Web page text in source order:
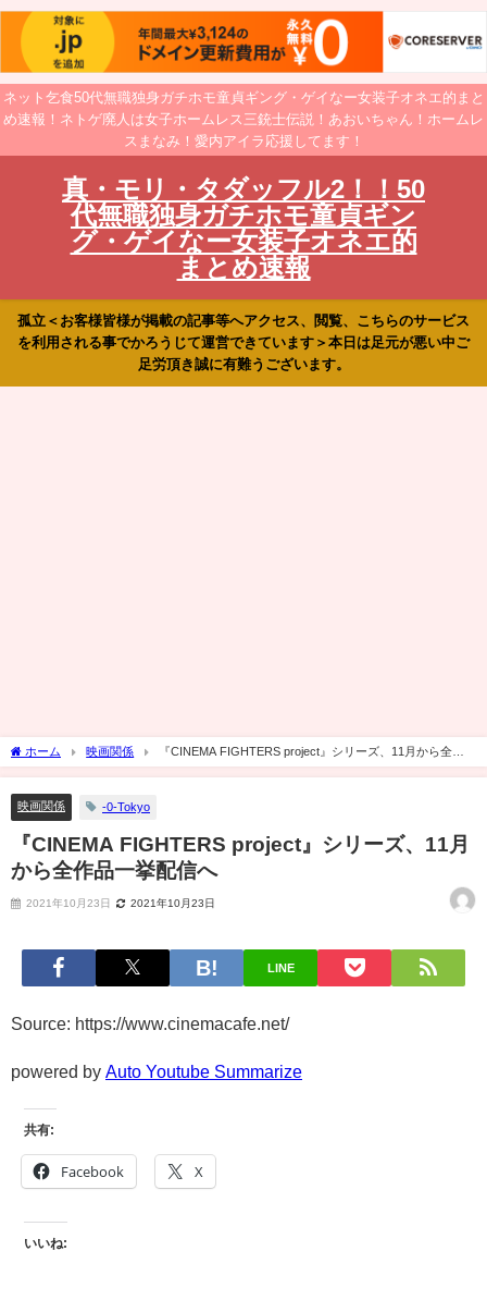
ネット乞食50代無職独身ガチホモ童貞ギング・ゲイなー女装子オネエ的まと
め速報！ネトゲ廃人は女子ホームレス三銃士伝説！あおいちゃん！ホームレ
スまなみ！愛内アイラ応援してます！
真・モリ・タダッフル2！！50
代無職独身ガチホモ童貞ギン
グ・ゲイなー女装子オネエ的
まとめ速報
孤立＜お客様皆様が掲載の記事等へアクセス、閲覧、こちらのサービス
を利用される事でかろうじて運営できています＞本日は足元が悪い中ご
足労頂き誠に有難うございます。
ホーム 映画関係
『CINEMA FIGHTERS project』シリーズ、11月から全作
品一挙配信へ
映画関係 -0-Tokyo
『CINEMA FIGHTERS project』シリーズ、11月
から全作品一挙配信へ
2021年10月23日 2021年10月23日
LINE
Source: https://www.cinemacafe.net/
powered by Auto Youtube Summarize
共有:
Facebook X
いいね: